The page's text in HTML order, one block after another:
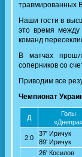
травмированных
Наши гости в
это время между
команд
В матчах
соперников со
Приводим все
Чемпионат
Д
Голы
2:0
37' Иричук
89' Иричук
26' Косилов